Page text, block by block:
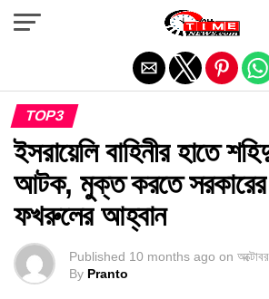
TOP3
ইসরায়েলি বাহিনীর হাতে
আটক, মুক্ত করতে সরকারের
ফখরুলের আহ্বান
Published 10 months ago on
By Pranto
Exit mobile version